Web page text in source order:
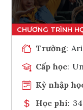
Trường:
Cấp học:
Kỳ nhập
Học phí: